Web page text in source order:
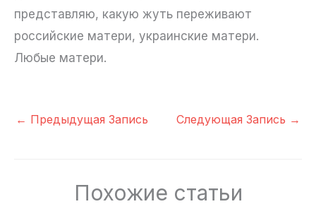
представляю, какую жуть переживают
российские матери, украинские матери.
Любые матери.
← Предыдущая Запись Следующая Запись →
Похожие статьи